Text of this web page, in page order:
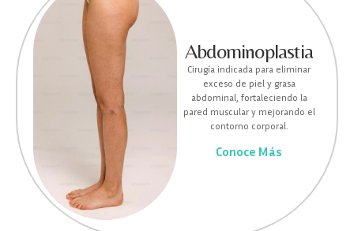
Abdominoplastia
Cirugía indicada para eliminar
exceso de piel y grasa
abdominal, fortaleciendo la
pared muscular y mejorando el
contorno corporal.
Conoce Más